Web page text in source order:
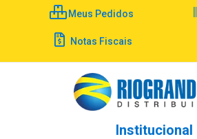
Meus Pedidos
Notas Fiscais
Institucional